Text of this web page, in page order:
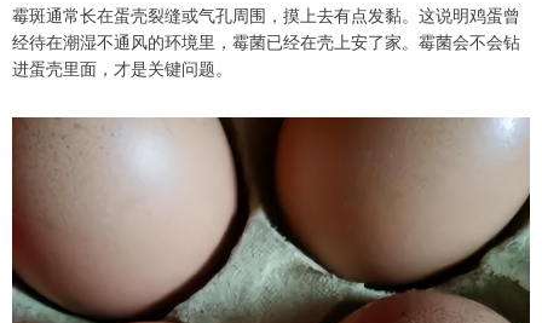
霉斑通常长在蛋壳裂缝或气孔周围，摸上去有点发黏。这说明鸡蛋曾
经待在潮湿不通风的环境里，霉菌已经在壳上安了家。霉菌会不会钻
进蛋壳里面，才是关键问题。